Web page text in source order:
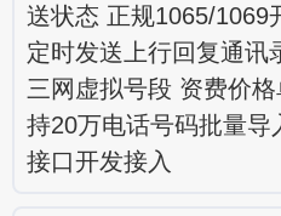
送状态 正规1065/1069
定时发送上行回复通讯
三网虚拟号段 资费价
持20万电话号码批量导
接口开发接入